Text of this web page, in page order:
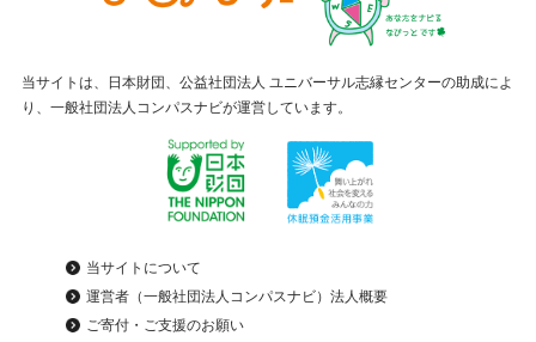
当サイトは、日本財団、公益社団法人 ユニバーサル志縁センターの助成によ
り、一般社団法人コンパスナビが運営しています。
当サイトについて
運営者（一般社団法人コンパスナビ）法人概要
ご寄付・ご支援のお願い